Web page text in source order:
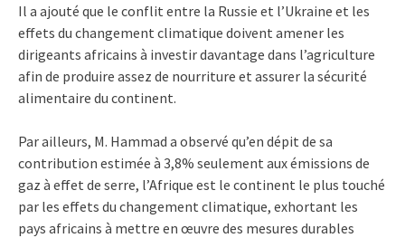
Il a ajouté que le conflit entre la Russie et l’Ukraine et les
effets du changement climatique doivent amener les
dirigeants africains à investir davantage dans l’agriculture
afin de produire assez de nourriture et assurer la sécurité
alimentaire du continent.
Par ailleurs, M. Hammad a observé qu’en dépit de sa
contribution estimée à 3,8% seulement aux émissions de
gaz à effet de serre, l’Afrique est le continent le plus touché
par les effets du changement climatique, exhortant les
pays africains à mettre en œuvre des mesures durables